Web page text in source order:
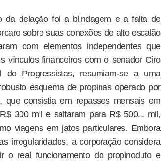
da delação foi a blindagem e a falta de
sobre suas conexões de alto escalão
com elementos independentes que
vínculos financeiros com o senador Ciro
do Progressistas, resumiam-se a uma
esquema de propinas operado por
que consistia em repasses mensais em
300 mil e saltaram para R$ 500... mil,
viagens em jatos particulares. Embora
irregularidades, a corporação considera
o real funcionamento do propinoduto e